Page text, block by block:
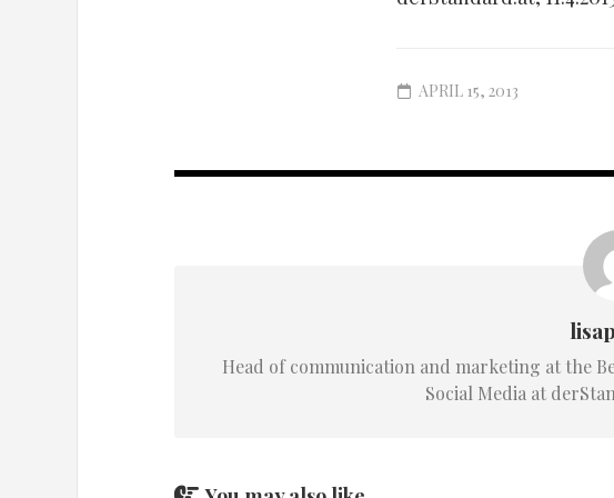
APRIL 15, 2013
Head of communication and marketing at the
Social Media at